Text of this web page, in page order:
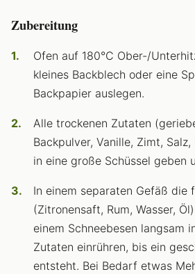
Zubereitung
Ofen auf 180°C Ober-/
kleines Backblech oder eine
Backpapier auslegen.
Alle trockenen Zutaten
Backpulver, Vanille, Zimt,
in eine große Schüssel geben
In einem separaten Gefäß die
(Zitronensaft, Rum, Wasser,
einem Schneebesen langsam
Zutaten einrühren, bis ein
entsteht. Bei Bedarf etwas